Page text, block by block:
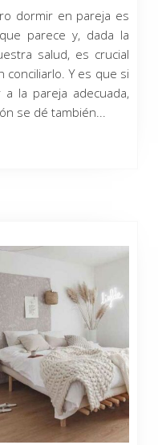
dormir en pareja es
parece y, dada la
salud, es crucial
Y es que si
la pareja adecuada,
se dé también...